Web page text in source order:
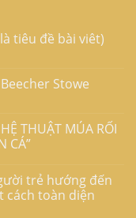
tiêu đề bài viêt)
Stowe
THUẬT MÚA RỐI
CÁ”
trẻ hướng đến
cách toàn diện